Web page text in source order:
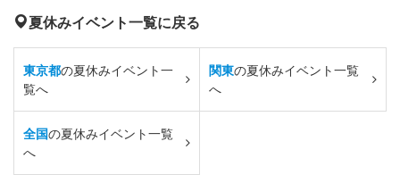
夏休みイベント一覧に戻る
東京都の夏休みイベント一
覧へ
関東の夏休みイベント一覧
へ
全国の夏休みイベント一覧
へ